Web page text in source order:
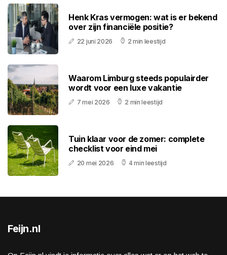
Henk Kras vermogen: wat is er bekend
over zijn financiële positie?
22 juni 2026 2 min leestijd
Waarom Limburg steeds populairder
wordt voor een luxe vakantie
7 mei 2026 2 min leestijd
Tuin klaar voor de zomer: complete
checklist voor eind mei
20 mei 2026 4 min leestijd
Feijn.nl